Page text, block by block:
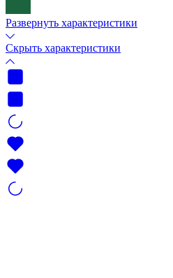
Развернуть характеристики
Скрыть характеристики